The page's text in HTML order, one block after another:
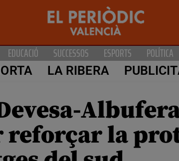
EDUCACIÓ SUCCESSOS ESPORTS POLÍTICA
LA RIBERA
la